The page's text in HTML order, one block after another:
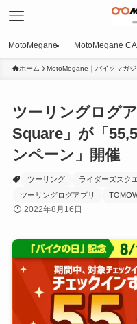
MotoMegane MotoMegane
ホーム MotoMegane｜バイクマガジ
ツーリングログ
Square」が「
ンペーン」開催
ツーリング ライダーズスク
ツーリングログアプリ
2022年8月16日